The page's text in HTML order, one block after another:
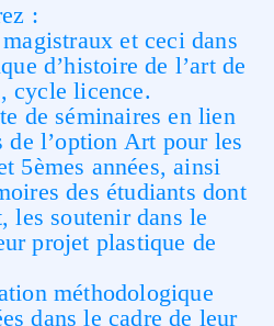
:
et ceci dans
d’histoire de l’art de
cycle licence.
de séminaires en lien
de l’option Art pour les
5èmes années, ainsi
des étudiants dont
les soutenir dans le
projet plastique de
méthodologique
dans le cadre de leur